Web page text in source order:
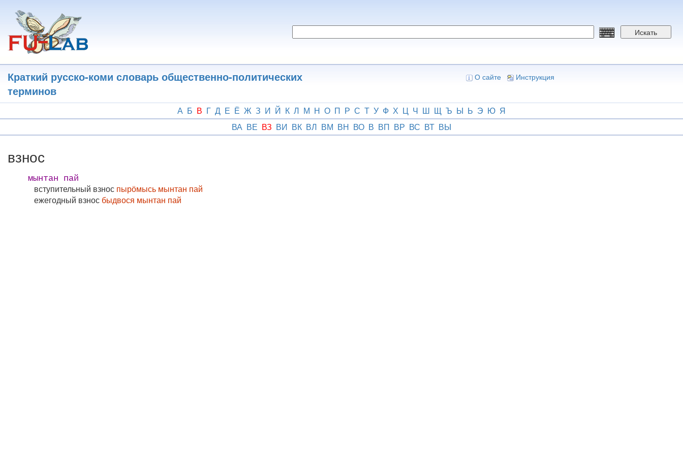
основному
содержанию
Искать
Краткий русско-коми словарь общественно-политических
терминов
О сайте Инструкция
А Б В Г Д Е Ё Ж З И Й К Л М Н О П Р С Т У Ф Х Ц Ч Ш Щ Ъ Ы Ь Э Ю Я
ВА ВЕ ВЗ ВИ ВК ВЛ ВМ ВН ВО В ВП ВР ВС ВТ ВЫ
взнос
мынтан пай
вступительный взнос пырӧмысь мынтан пай
ежегодный взнос быдвося мынтан пай